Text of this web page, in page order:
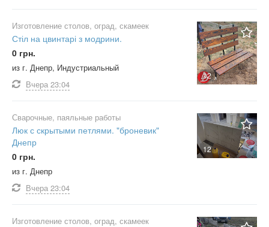
12
Изготовление столов, оград, скамеек
Стіл на цвинтарі з модрини.
0 грн.
из г. Днепр, Индустриальный
Вчера 23:04
12
Сварочные, паяльные работы
Люк с скрытыми петлями. "броневик"
Днепр
0 грн.
из г. Днепр
Вчера 23:04
Изготовление столов, оград, скамеек